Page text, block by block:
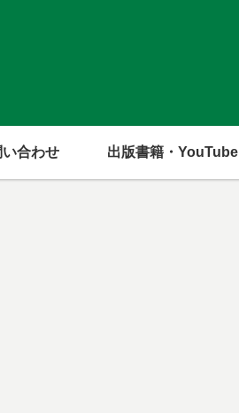
い合わせ 出版書籍・YouTube